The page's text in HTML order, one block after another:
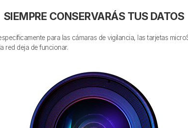
SIEMPRE CONSERVARÁS TUS DATOS
para las cámaras de vigilancia, las tarjetas
red deja de funcionar.